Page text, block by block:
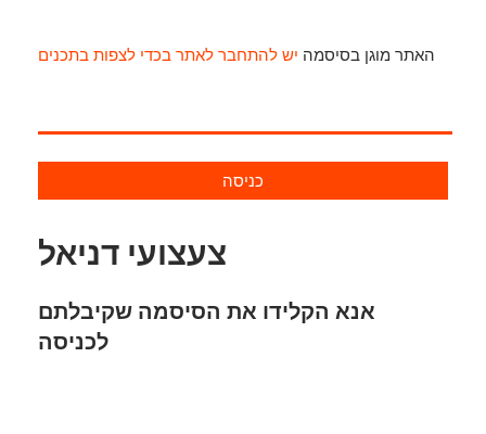
האתר מוגן בסיסמה יש להתחבר לאתר בכדי לצפות בתכנים
כניסה
צעצועי דניאל
אנא הקלידו את הסיסמה שקיבלתם
לכניסה